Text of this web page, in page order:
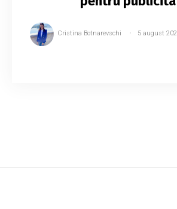
Cristina Botnarevschi 5 august